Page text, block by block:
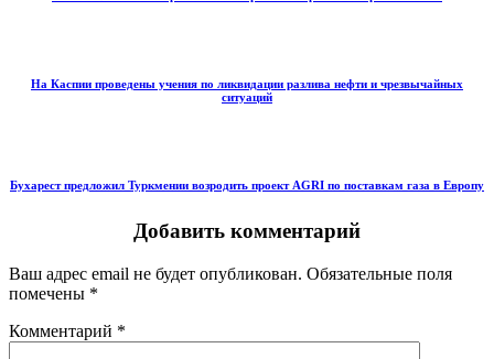
На Каспии проведены учения по ликвидации разлива нефти и чрезвычайных
ситуаций
Бухарест предложил Туркмении возродить проект AGRI по поставкам газа в Европу
Добавить комментарий
Ваш адрес email не будет опубликован. Обязательные поля
помечены *
Комментарий *